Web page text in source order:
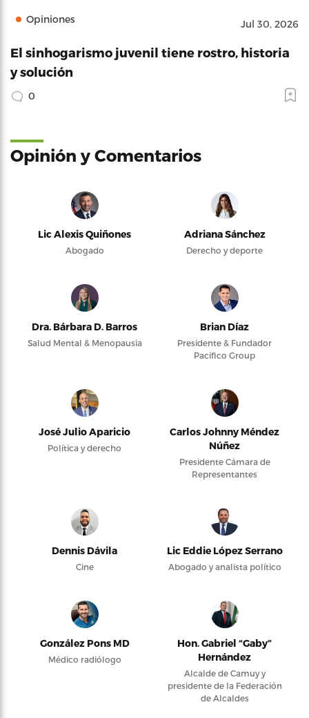
Opiniones Jul 30, 2026
El sinhogarismo juvenil tiene rostro, historia
y solución
0
Opinión y Comentarios
Lic Alexis Quiñones
Abogado
Adriana Sánchez
Derecho y deporte
Dra. Bárbara D. Barros
Salud Mental & Menopausia
Brian Díaz
Presidente & Fundador
Pacifico Group
José Julio Aparicio
Política y derecho
Carlos Johnny Méndez
Núñez
Presidente Cámara de
Representantes
Dennis Dávila
Cine
Lic Eddie López Serrano
Abogado y analista político
González Pons MD
Médico radiólogo
Hon. Gabriel “Gaby”
Hernández
Alcalde de Camuy y
presidente de la Federación
de Alcaldes